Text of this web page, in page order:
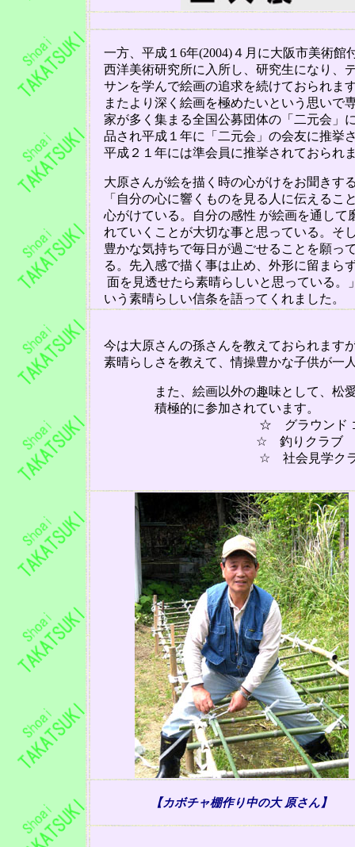
一方、平成１ 6年(2004)４月に大阪市美術館
西洋美術研究所に入所し、研究生になり、
サンを学んで絵画の追求を続けておられま
またより深く絵画を極めたいという思いで
家が多 く集まる全国公募団体の「二元会」
品され平成１ 年に「二元会」の会友に推挙
平成 ２１年には準会員に推挙されておられ
大原さんが絵を描く時の心がけをお聞きす
「自分の心に響くものを見る人に伝えるこ
心がけている。自分の感性 が絵画を通して
れていくことが大切な事と思っている。そ
豊かな気持ちで毎日が過ごせることを願っ
る。先入感で描く事は止め、外形に留まら
面を見透せたら素晴らしいと思っている。
いう素晴らしい信条を語ってくれました。
今は大原さんの孫さんを教えておられます
素晴らしさを教えて、情操豊かな子供が一
また、絵画以外の趣味として、松愛会
積極的に参加されています。
☆ グラウンド
☆ 釣りクラブ
☆ 社会見学クラ
【カボチャ棚作り中の大 原さん】